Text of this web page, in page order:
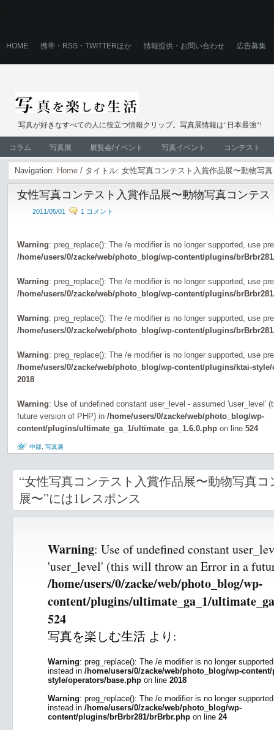
HOME 携帯・RSS・TWITTERほか 情報提供・お問い合わせ 広告募集
写真が好きなすべての人に役立つ情報クリップ。写真展情報は"日本最強"!
コラム 写真展 展覧会/イベント 写真イベント コンテスト
Navigation: Home / タイトル: 女性写真コンテスト入賞作品展〜動物写
女性写真コンテスト入賞作品展〜動物写真コンテ
2011/05/01 1 コメント
Warning: preg_replace(): The /e modifier is no longer supported, use
/home/users/0/zacke/web/photo_blog/wp-content/plugins/
Warning: preg_replace(): The /e modifier is no longer supported, use
/home/users/0/zacke/web/photo_blog/wp-content/plugins/
Warning: preg_replace(): The /e modifier is no longer supported, use
/home/users/0/zacke/web/photo_blog/wp-content/plugins/
Warning: preg_replace(): The /e modifier is no longer supported, use
/home/users/0/zacke/web/photo_blog/wp-content/plugins/ktai-
2018
Warning: Use of undefined constant user_level - assumed 'user_level'
future version of PHP) in /home/users/0/zacke/web/photo_blog/wp-
content/plugins/ultimate_ga_1/ultimate_ga_1.6.0.php on line 524
中部 写真展
“女性写真コンテスト入賞作品展〜動物写真
展〜”には1レスポンス
Warning: Use of undefined constant
'user_level' (this will throw an Error in a
/home/users/0/zacke/web/photo_blog/wp-
content/plugins/ultimate_ga_1/
524
写真を楽しむ生活 より:
Warning: preg_replace(): The /e modifier is no longer
instead in /home/users/0/zacke/web/photo_blog/wp-
style/operators/base.php on line 2018
Warning: preg_replace(): The /e modifier is no longer
instead in /home/users/0/zacke/web/photo_blog/wp-
content/plugins/brBrbr281/brBrbr.php on line 24